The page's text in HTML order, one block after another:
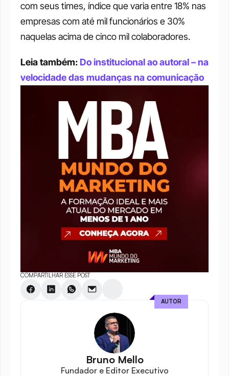
com seus times, índice que varia entre 18% nas
empresas com até mil funcionários e 30%
naquelas acima de cinco mil colaboradores.
Leia também: Do institucional ao autoral – na
velocidade das mudanças na comunicação
COMPARTILHAR ESSE POST
Bruno Mello
Fundador e Editor Executivo
AUTOR